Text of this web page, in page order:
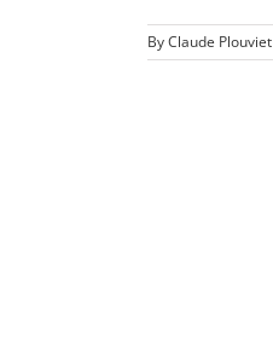
ByClaude Plouviet